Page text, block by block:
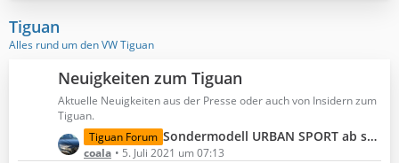
Tiguan
Alles rund um den VW Tiguan
Neuigkeiten zum Tiguan
Aktuelle Neuigkeiten aus der Presse oder auch von Insidern zum
Tiguan.
L
e
Tiguan Forum Sondermodell URBAN SPORT ab sofort bestellbar
coala 5. Juli 2021 um 07:13